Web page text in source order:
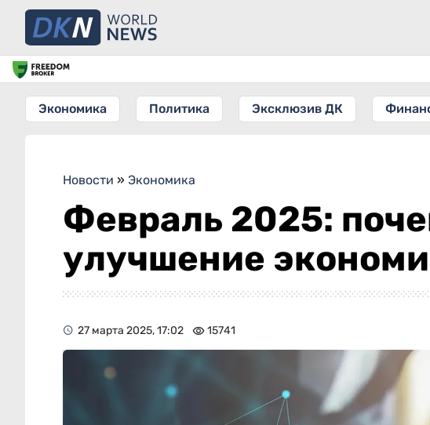
Экономика Политика Эксклюзив ДК
Новости » Экономика
Февраль 2025:
улучшение
27 марта 2025, 17:02 15741